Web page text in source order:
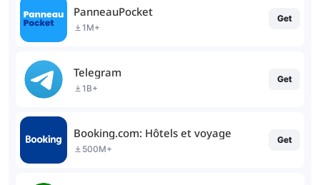
PanneauPocket
1M+
Get
Telegram
1B+
Get
Booking.com: Hôtels et voyage
500M+
Get